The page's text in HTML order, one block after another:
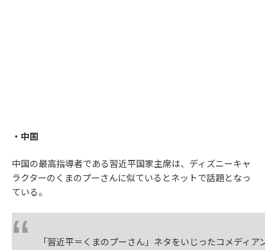
・中国
中国の最高指導者である習近平国家主席は、ディズニーキャ
ラクターのくまのプーさんに似ているとネットで話題となっ
ている。
「習近平＝くまのプーさん」ネタをいじったコメディア